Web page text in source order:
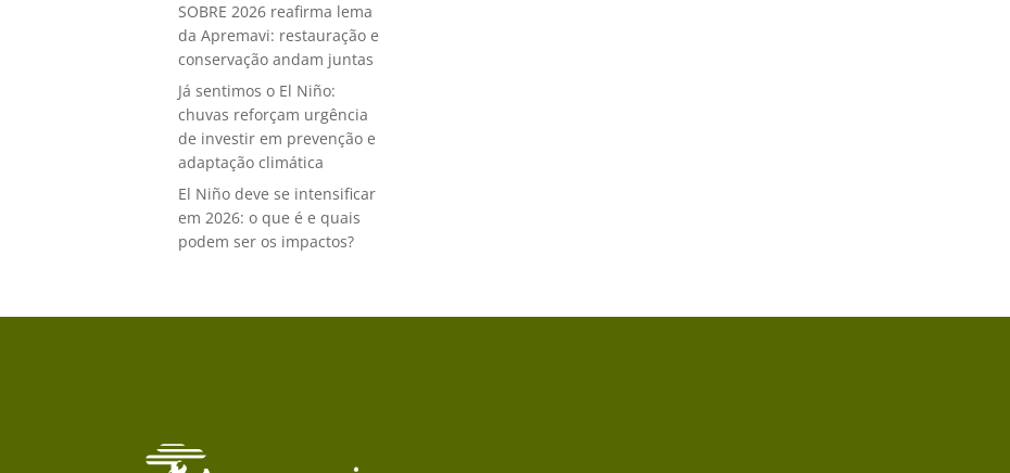
SOBRE 2026 reafirma lema
da Apremavi: restauração e
conservação andam juntas
Já sentimos o El Niño:
chuvas reforçam urgência
de investir em prevenção e
adaptação climática
El Niño deve se intensificar
em 2026: o que é e quais
podem ser os impactos?